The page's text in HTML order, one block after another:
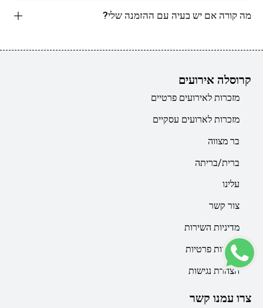
מה קורה אם יש בעיה עם ההזמנה שלי?
קרוסלה אירועים
מזכרות לאירועים פרטיים
מזכרות לארועים עסקיים
בר מצווה
ברית/בריתה
עלינו
צור קשר
מדיניות השירות
מדיניות פרטיות
הצהרת נגישות
צרו עמנו קשר